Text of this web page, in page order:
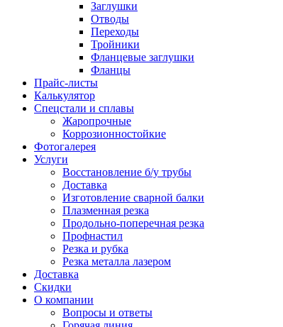
Заглушки
Отводы
Переходы
Тройники
Фланцевые заглушки
Фланцы
Прайс-листы
Калькулятор
Спецстали и сплавы
Жаропрочные
Коррозионностойкие
Фотогалерея
Услуги
Восстановление б/у трубы
Доставка
Изготовление сварной балки
Плазменная резка
Продольно-поперечная резка
Профнастил
Резка и рубка
Резка металла лазером
Доставка
Скидки
О компании
Вопросы и ответы